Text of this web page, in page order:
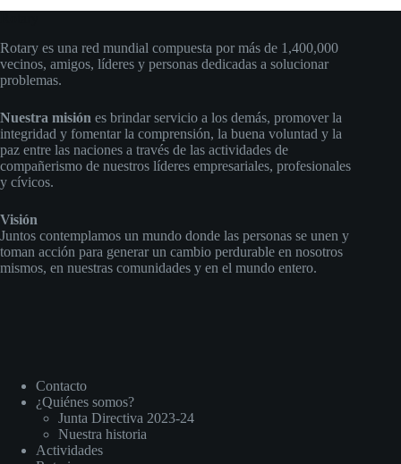
Rotary es una red mundial compuesta por más de 1,400,000
vecinos, amigos, líderes y personas dedicadas a solucionar
problemas.
Nuestra misión es brindar servicio a los demás, promover la
integridad y fomentar la comprensión, la buena voluntad y la
paz entre las naciones a través de las actividades de
compañerismo de nuestros líderes empresariales, profesionales
y cívicos.
Visión
Juntos contemplamos un mundo donde las personas se unen y
toman acción para generar un cambio perdurable en nosotros
mismos, en nuestras comunidades y en el mundo entero.
Contacto
¿Quiénes somos?
Junta Directiva 2023-24
Nuestra historia
Actividades